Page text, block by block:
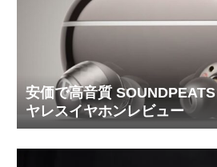
安価で高音質
ヤレスイヤホンレビュー